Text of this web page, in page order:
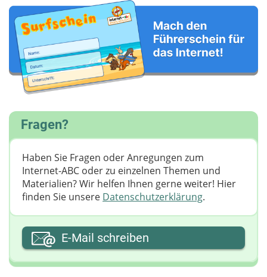
Fragen?
Haben Sie Fragen oder Anregungen zum
Internet-ABC oder zu einzelnen Themen und
Materialien? Wir helfen Ihnen gerne weiter! ​Hier
finden Sie unsere Datenschutzerklärung.
Ihre E-Mail-Adresse
E-Mail schreiben